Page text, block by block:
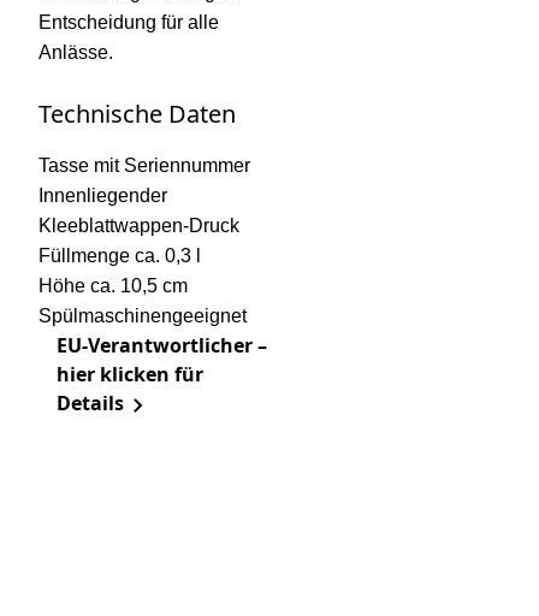
Entscheidung für alle
Anlässe.
Technische Daten
Tasse mit Seriennummer
Innenliegender
Kleeblattwappen-Druck
Füllmenge ca. 0,3 l
Höhe ca. 10,5 cm
Spülmaschinengeeignet
EU-Verantwortlicher –
hier klicken für
Details